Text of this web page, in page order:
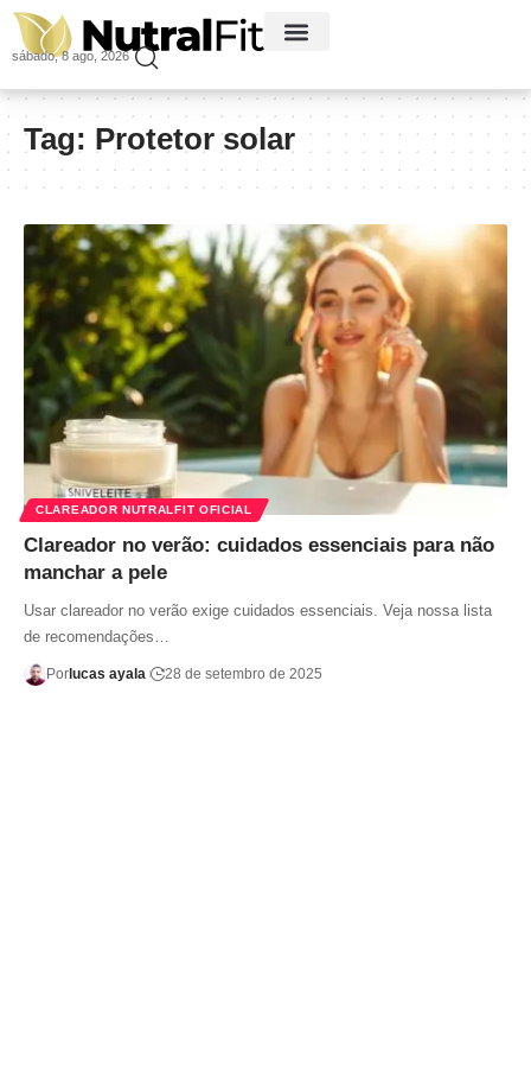
sábado, 8 ago, 2026
Tag: Protetor solar
CLAREADOR NUTRALFIT OFICIAL
Clareador no verão: cuidados essenciais para não
manchar a pele
Usar clareador no verão exige cuidados essenciais. Veja nossa lista
de recomendações…
Porlucas ayala 28 de setembro de 2025